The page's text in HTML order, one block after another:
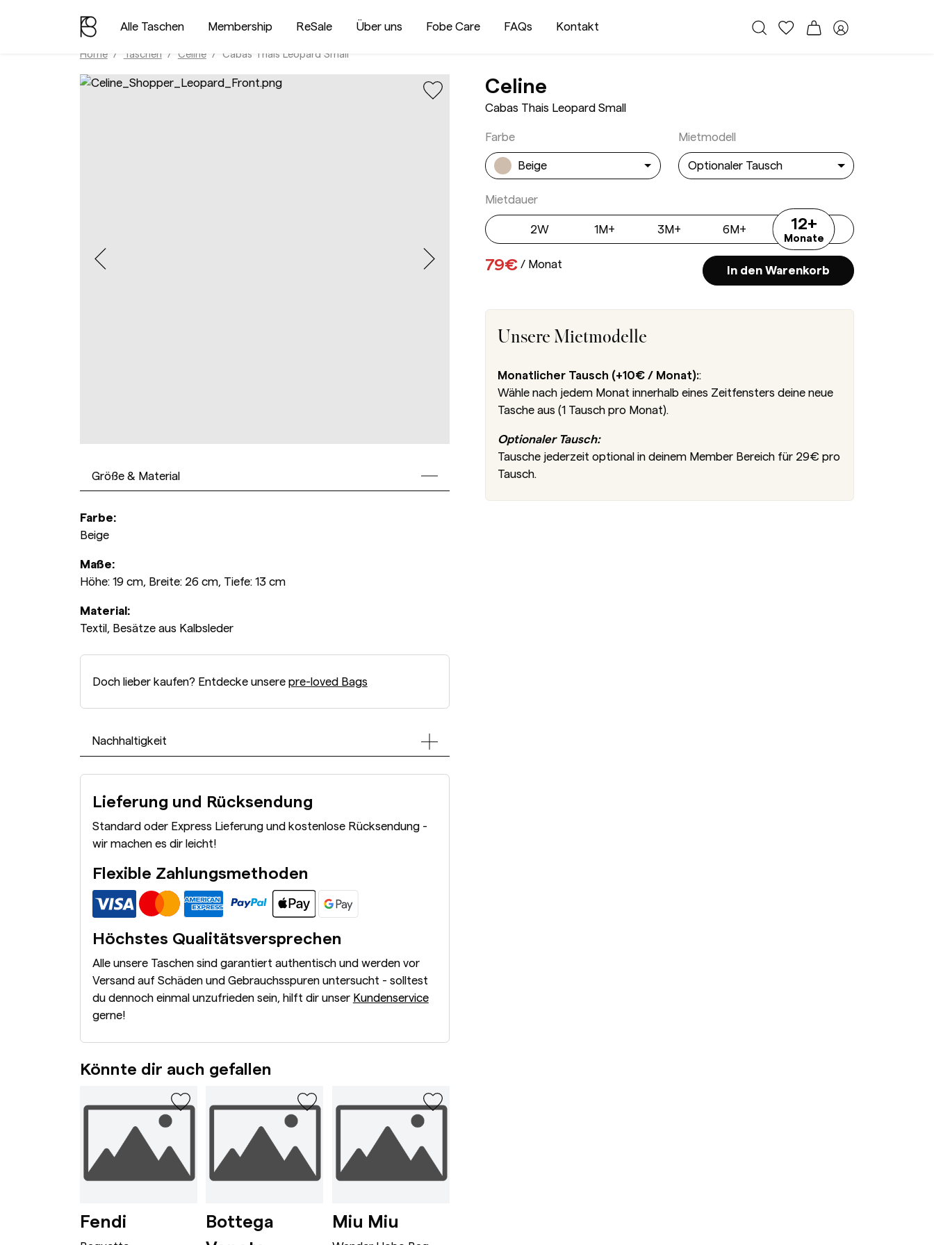
Alle Taschen Membership ReSale Über uns Fobe Care FAQs Kontakt Alle Taschen
Meine Favoriten
WarenkorbMember Bereich
Home Taschen Celine Cabas Thais Leopard Small
Größe & Material
Farbe:
Beige
Maße:
Höhe: 19 cm, Breite: 26 cm, Tiefe: 13 cm
Material:
Textil, Besätze aus Kalbsleder
Doch lieber kaufen? Entdecke unsere pre-loved Bags
Nachhaltigkeit
Lieferung und Rücksendung
Standard oder Express Lieferung und kostenlose Rücksendung -
wir machen es dir leicht!
Flexible Zahlungsmethoden
Höchstes Qualitätsversprechen
Alle unsere Taschen sind garantiert authentisch und werden vor
Versand auf Schäden und Gebrauchsspuren untersucht - solltest
du dennoch einmal unzufrieden sein, hilft dir unser Kundenservice
gerne!
Könnte dir auch gefallen
Caramel
Dionysus Bag Mini Bordeaux
FendiBaguette Avocado
Bottega
Miu Miu
CelineCabas Thais Leopard Small Beige
Cabas Thais Leopard Small
Farbe
Beige
Mietmodell
Optionaler Tausch
Mietdauer
12+
Monate
2W 1M+ 3M+ 6M+ 12M+
79€/ Monat
In den Warenkorb
Unsere Mietmodelle
Monatlicher Tausch (+10€ / Monat)::
Wähle nach jedem Monat innerhalb eines Zeitfensters deine neue
Tasche aus (1 Tausch pro Monat).
Optionaler Tausch:
Tausche jederzeit optional in deinem Member Bereich für 29€ pro
Tausch.